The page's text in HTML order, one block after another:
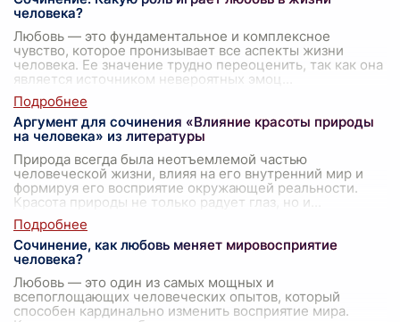
человека?
Любовь — это фундаментальное и комплексное
чувство, которое пронизывает все аспекты жизни
человека. Ее значение трудно переоценить, так как она
является источником невероятных эмоц
Аргумент для сочинения «Влияние красоты природы
на человека» из литературы
Природа всегда была неотъемлемой частью
человеческой жизни, влияя на его внутренний мир и
формируя его восприятие окружающей реальности.
Красота природы не только радует глаз, но и
Сочинение, как любовь меняет мировосприятие
человека?
Любовь — это один из самых мощных и
всепоглощающих человеческих опытов, который
способен кардинально изменить восприятие мира.